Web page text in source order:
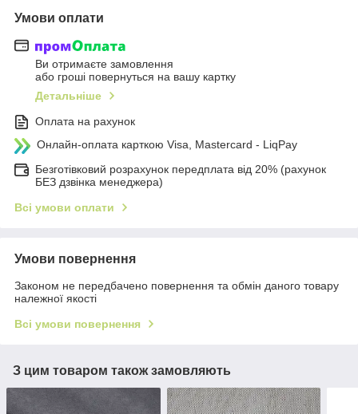
Умови оплати
Ви отримаєте замовлення
або гроші повернуться на вашу картку
Детальніше
Оплата на рахунок
Онлайн-оплата карткою Visa, Mastercard - LiqPay
Безготівковий розрахунок передплата від 20% (рахунок
БЕЗ дзвінка менеджера)
Всі умови оплати
Умови повернення
Законом не передбачено повернення та обмін даного товару
належної якості
Всі умови повернення
З цим товаром також замовляють